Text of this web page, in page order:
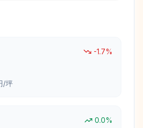
-1.7%
/坪
0.0%